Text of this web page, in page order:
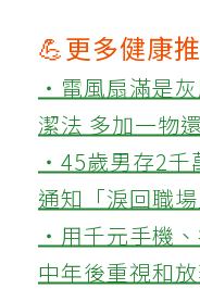
💪更多健康
‧電風扇滿是
潔法 多加一物
‧45歲男存2千
通知「淚回職
‧用千元手機
中年後重視和